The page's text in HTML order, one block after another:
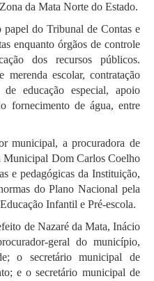
da Mata Norte do Estado.
papel do Tribunal de Contas e
enquanto órgãos de controle
dos recursos públicos.
merenda escolar, contratação
educação especial, apoio
fornecimento de água, entre
municipal, a procuradora de
Municipal Dom Carlos Coelho
e pedagógicas da Instituição,
do Plano Nacional pela
Infantil e Pré-escola.
de Nazaré da Mata, Inácio
geral do município,
o secretário municipal de
e o secretário municipal de